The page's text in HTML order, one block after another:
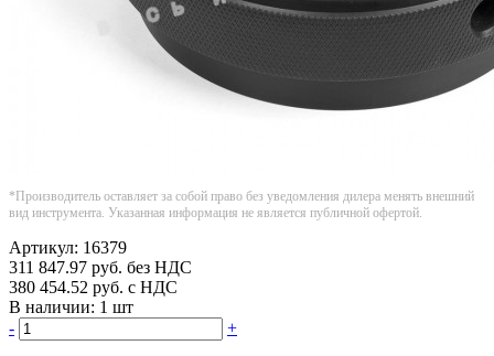
*Производитель оставляет за собой право без уведомления дилера менять внешний
вид инструмента. Указанная информация не является публичной офертой.
Артикул: 16379
311 847.97 руб. без НДС
380 454.52 руб. с НДС
В наличии: 1 шт
-
+